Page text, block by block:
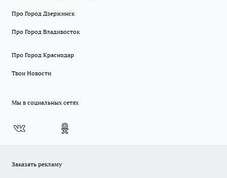
Про Город Дзержинск
Про Город Владивосток
Про Город Краснодар
Твои Новости
Мы в социальных сетях
Заказать рекламу